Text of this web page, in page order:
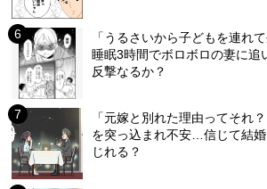
「うるさいから子どもを連れ
睡眠3時間でボロボロの妻に
反撃なるか？
「元嫁と別れた理由ってそれ
を突っ込まれ不安…信じて結
じれる？